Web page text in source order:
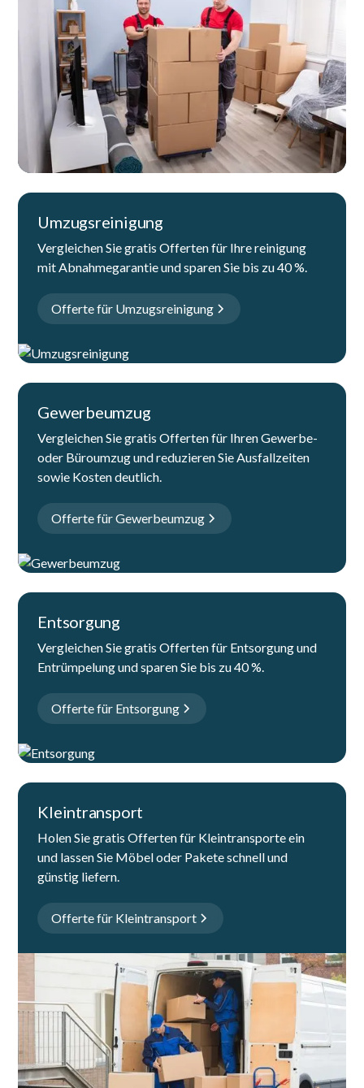
Umzugsreinigung
Vergleichen Sie gratis Offerten für Ihre reinigung
mit Abnahmegarantie und sparen Sie bis zu 40 %.
Offerte für Umzugsreinigung
Gewerbeumzug
Vergleichen Sie gratis Offerten für Ihren Gewerbe-
oder Büroumzug und reduzieren Sie Ausfallzeiten
sowie Kosten deutlich.
Offerte für Gewerbeumzug
Entsorgung
Vergleichen Sie gratis Offerten für Entsorgung und
Entrümpelung und sparen Sie bis zu 40 %.
Offerte für Entsorgung
Kleintransport
Holen Sie gratis Offerten für Kleintransporte ein
und lassen Sie Möbel oder Pakete schnell und
günstig liefern.
Offerte für Kleintransport